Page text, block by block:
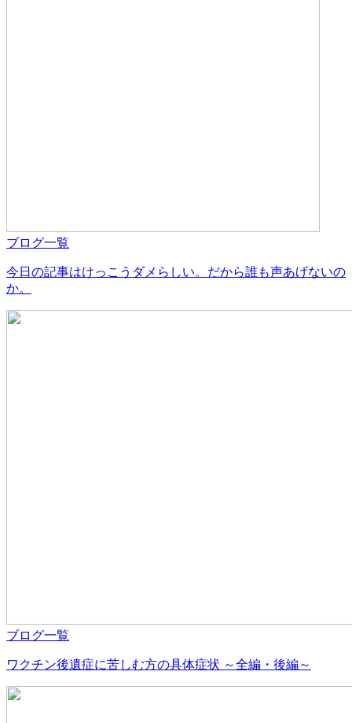
ブログ一覧
今日の記事はけっこうダメらしい。だから誰も声あげないの
か。
ブログ一覧
ワクチン後遺症に苦しむ方の具体症状 ～全編・後編～